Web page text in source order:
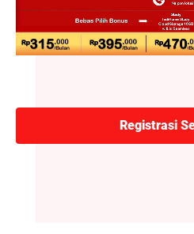
Registrasi